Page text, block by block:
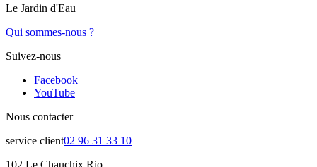
Le Jardin d'Eau
Qui sommes-nous ?
Suivez-nous
Facebook
YouTube
Nous contacter
service client02 96 31 33 10
102 Le Chauchix Rio